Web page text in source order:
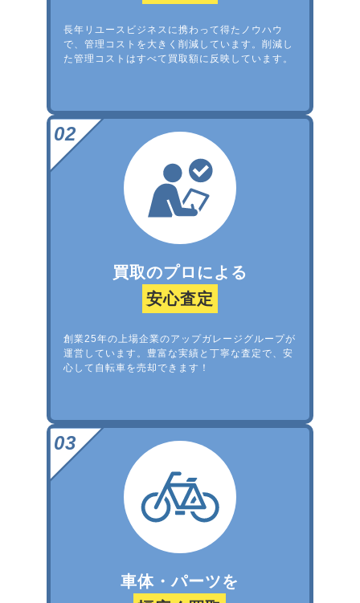
長年リユースビジネスに携わって得たノウハウ
で、管理コストを大きく削減しています。削減し
た管理コストはすべて買取額に反映しています。
買取のプロによる
安心査定
創業25年の上場企業のアップガレージグループが
運営しています。豊富な実績と丁寧な査定で、安
心して自転車を売却できます！
車体・パーツを